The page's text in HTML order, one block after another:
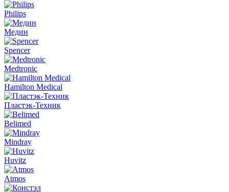
Philips
Медин
Spencer
Medtronic
Hamilton Medical
Пластэк-Техник
Belimed
Mindray
Huvitz
Atmos